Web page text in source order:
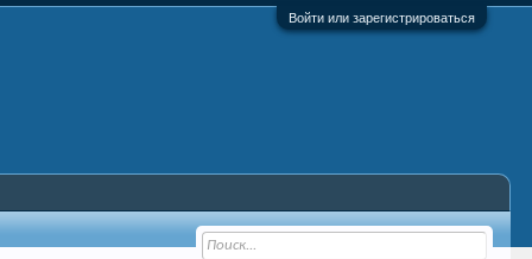
Войти или зарегистрироваться